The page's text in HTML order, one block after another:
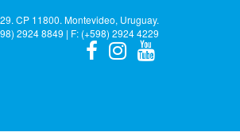
CP 11800. Montevideo, Uruguay.
2924 8849 | F: (+598) 2924 4229